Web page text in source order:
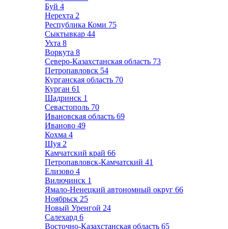
Буй 4
Нерехта 2
Республика Коми 75
Сыктывкар 44
Ухта 8
Воркута 8
Северо-Казахстанская область 73
Петропавловск 54
Курганская область 70
Курган 61
Шадринск 1
Севастополь 70
Ивановская область 69
Иваново 49
Кохма 4
Шуя 2
Камчатский край 66
Петропавловск-Камчатский 41
Елизово 4
Вилючинск 1
Ямало-Ненецкий автономный округ 66
Ноябрьск 25
Новый Уренгой 24
Салехард 6
Восточно-Казахстанская область 65